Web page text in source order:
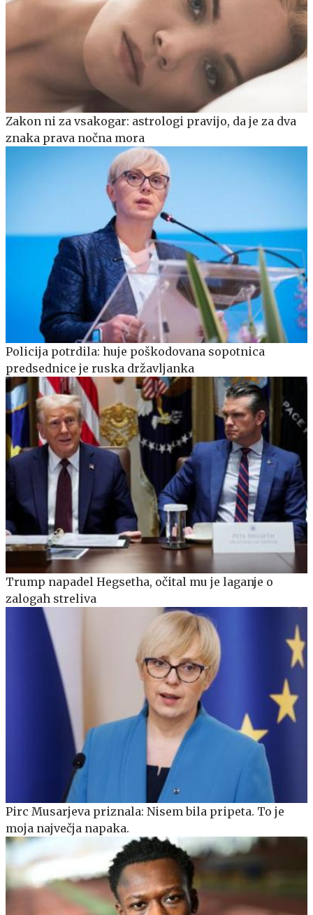
Zakon ni za vsakogar: astrologi pravijo, da je za dva
znaka prava nočna mora
Policija potrdila: huje poškodovana sopotnica
predsednice je ruska državljanka
Trump napadel Hegsetha, očital mu je laganje o
zalogah streliva
Pirc Musarjeva priznala: Nisem bila pripeta. To je
moja največja napaka.